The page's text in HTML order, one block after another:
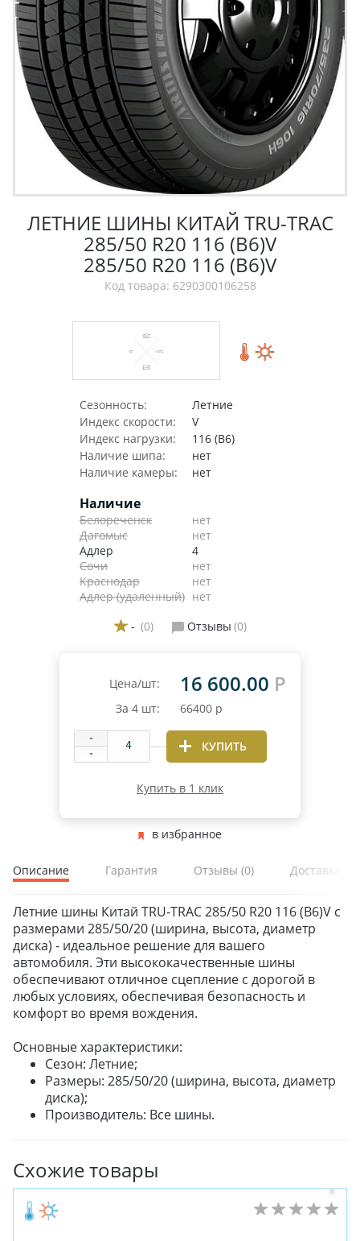
ЛЕТНИЕ ШИНЫ КИТАЙ TRU-TRAC
285/50 R20 116 (B6)V
285/50 R20 116 (B6)V
Код товара: 6290300106258
Сезонность:
Летние
Индекс скорости:
V
Индекс нагрузки:
116 (B6)
Наличие шипа:
нет
Наличие камеры:
нет
Наличие
Белореченск
нет
Дагомыс
нет
Адлер
4
Сочи
нет
Краснодар
нет
Адлер (удаленный) нет
- (0) Отзывы (0)
Цена/шт: 16 600.00 Р
За 4 шт: 66400 р
КУПИТЬ
Купить в 1 клик
в избранное
Описание Гарантия Отзывы (0) Доставка и
Летние шины Китай TRU-TRAC 285/50 R20 116 (B6)V с
размерами 285/50/20 (ширина, высота, диаметр
диска) - идеальное решение для вашего
автомобиля. Эти высококачественные шины
обеспечивают отличное сцепление с дорогой в
любых условиях, обеспечивая безопасность и
комфорт во время вождения.
Основные характеристики:
Сезон: Летние;
Размеры: 285/50/20 (ширина, высота, диаметр
диска);
Производитель: Все шины.
Схожие товары